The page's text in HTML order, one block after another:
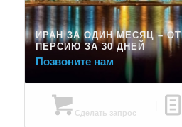
ИРАН ЗА ОДИН МЕСЯЦ –
ПЕРСИЮ ЗА 30 ДНЕЙ
Позвоните нам
Сделать запрос